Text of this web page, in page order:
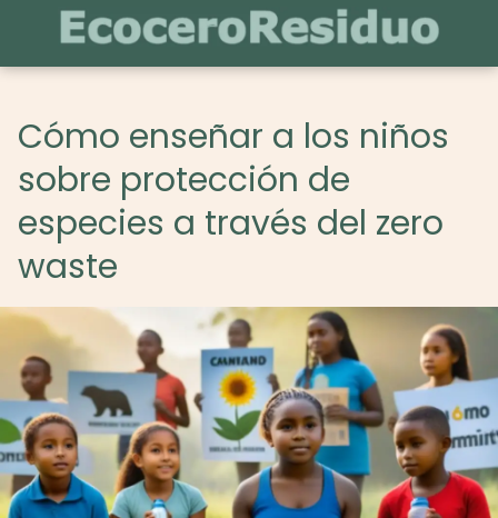
Cómo enseñar a los niños
sobre protección de
especies a través del zero
waste